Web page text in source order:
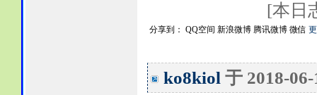
[本日
分享到： QQ空间 新浪微博 腾讯微博 微信
ko8kiol 于 2018-